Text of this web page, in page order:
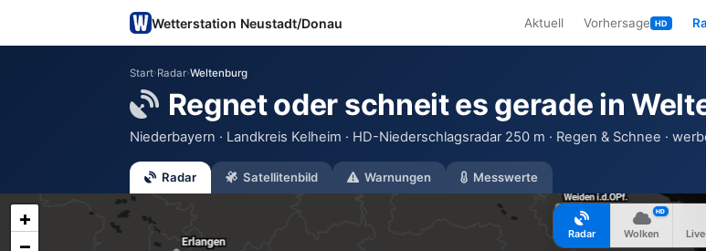
Wetterstation Neustadt/Donau Aktuell Vorhersage HD
Start›Radar›Weltenburg
Regnet oder schneit es gerade in
Niederbayern · Landkreis Kelheim · HD-Niederschlagsradar 250 m · Regen & Schnee ·
Radar Satellitenbild Warnungen Messwerte
Radar Wolken
HD
+
−